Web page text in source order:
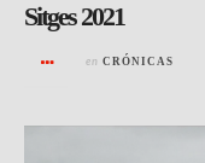
Sitges 2021
en CRÓNICAS